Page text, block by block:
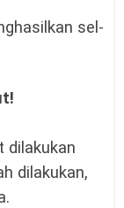
sel-
dilakukan
dilakukan,